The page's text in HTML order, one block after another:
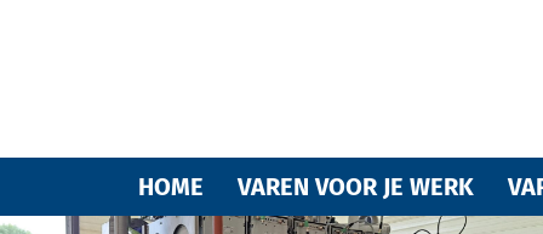
Varende
HOME VAREN VOOR JE WERK